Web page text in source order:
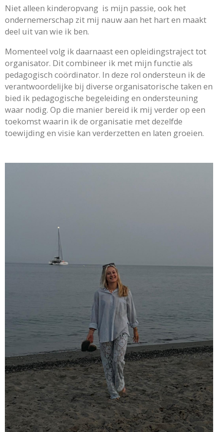
Niet alleen kinderopvang is mijn passie, ook het
ondernemerschap zit mij nauw aan het hart en maakt
deel uit van wie ik ben.
Momenteel volg ik daarnaast een opleidingstraject tot
organisator. Dit combineer ik met mijn functie als
pedagogisch coördinator. In deze rol ondersteun ik de
verantwoordelijke bij diverse organisatorische taken en
bied ik pedagogische begeleiding en ondersteuning
waar nodig. Op die manier bereid ik mij verder op een
toekomst waarin ik de organisatie met dezelfde
toewijding en visie kan verderzetten en laten groeien.